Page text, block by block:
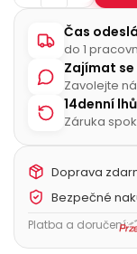
Čas
do 1
Zajímat
Zavolejte
14denní
Záruka
Doprava
Bezpečné
Platba a doručení: